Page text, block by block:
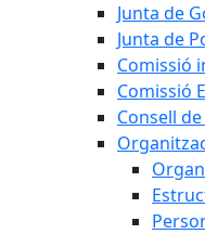
Junta de
Junta de
Comissió
Comissió
Consell